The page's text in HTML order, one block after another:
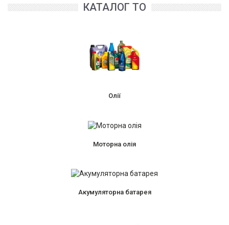
КАТАЛОГ ТО
Олії
Моторна олія
Акумуляторна батарея